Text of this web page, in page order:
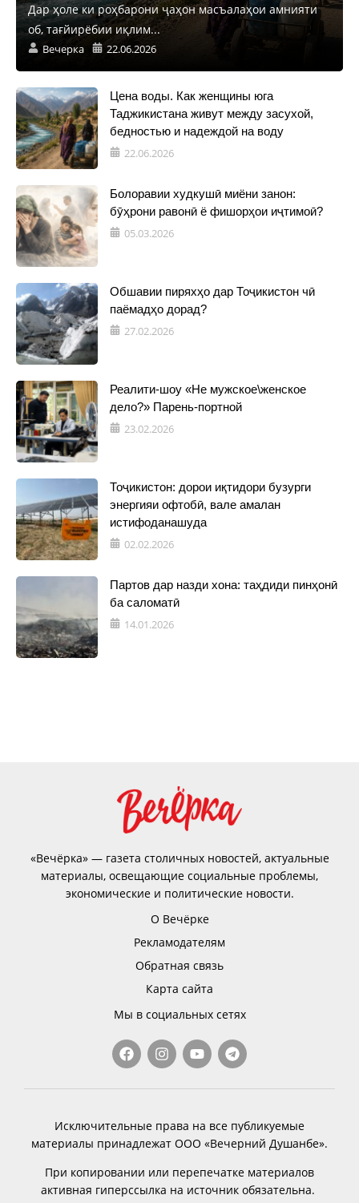
Дар ҳоле ки роҳбарони ҷаҳон масъалаҳои амнияти
об, тағйирёбии иқлим...
Вечерка 22.06.2026
Цена воды. Как женщины юга
Таджикистана живут между засухой,
бедностью и надеждой на воду
22.06.2026
Болоравии худкушӣ миёни занон:
бӯҳрони равонӣ ё фишорҳои иҷтимоӣ?
05.03.2026
Обшавии пиряхҳо дар Тоҷикистон чӣ
паёмадҳо дорад?
27.02.2026
Реалити-шоу «Не мужское\женское
дело?» Парень-портной
23.02.2026
Тоҷикистон: дорои иқтидори бузурги
энергияи офтобӣ, вале амалан
истифоданашуда
02.02.2026
Партов дар назди хона: таҳдиди пинҳонӣ
ба саломатӣ
14.01.2026
«Вечёрка» — газета столичных новостей, актуальные
материалы, освещающие социальные проблемы,
экономические и политические новости.
О Вечёрке
Рекламодателям
Обратная связь
Карта сайта
Мы в социальных сетях
Исключительные права на все публикуемые
материалы принадлежат ООО «Вечерний Душанбе».
При копировании или перепечатке материалов
активная гиперссылка на источник обязательна.